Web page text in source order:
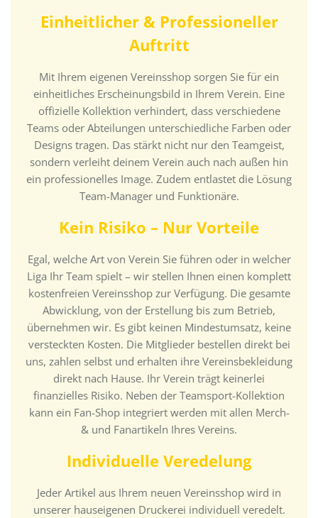
Einheitlicher & Professioneller
Auftritt
Mit Ihrem eigenen Vereinsshop sorgen Sie für ein
einheitliches Erscheinungsbild in Ihrem Verein. Eine
offizielle Kollektion verhindert, dass verschiedene
Teams oder Abteilungen unterschiedliche Farben oder
Designs tragen. Das stärkt nicht nur den Teamgeist,
sondern verleiht deinem Verein auch nach außen hin
ein professionelles Image. Zudem entlastet die Lösung
Team-Manager und Funktionäre.
Kein Risiko – Nur Vorteile
Egal, welche Art von Verein Sie führen oder in welcher
Liga Ihr Team spielt – wir stellen Ihnen einen komplett
kostenfreien Vereinsshop zur Verfügung. Die gesamte
Abwicklung, von der Erstellung bis zum Betrieb,
übernehmen wir. Es gibt keinen Mindestumsatz, keine
versteckten Kosten. Die Mitglieder bestellen direkt bei
uns, zahlen selbst und erhalten ihre Vereinsbekleidung
direkt nach Hause. Ihr Verein trägt keinerlei
finanzielles Risiko. Neben der Teamsport-Kollektion
kann ein Fan-Shop integriert werden mit allen Merch-
& und Fanartikeln Ihres Vereins.
Individuelle Veredelung
Jeder Artikel aus Ihrem neuen Vereinsshop wird in
unserer hauseigenen Druckerei individuell veredelt.